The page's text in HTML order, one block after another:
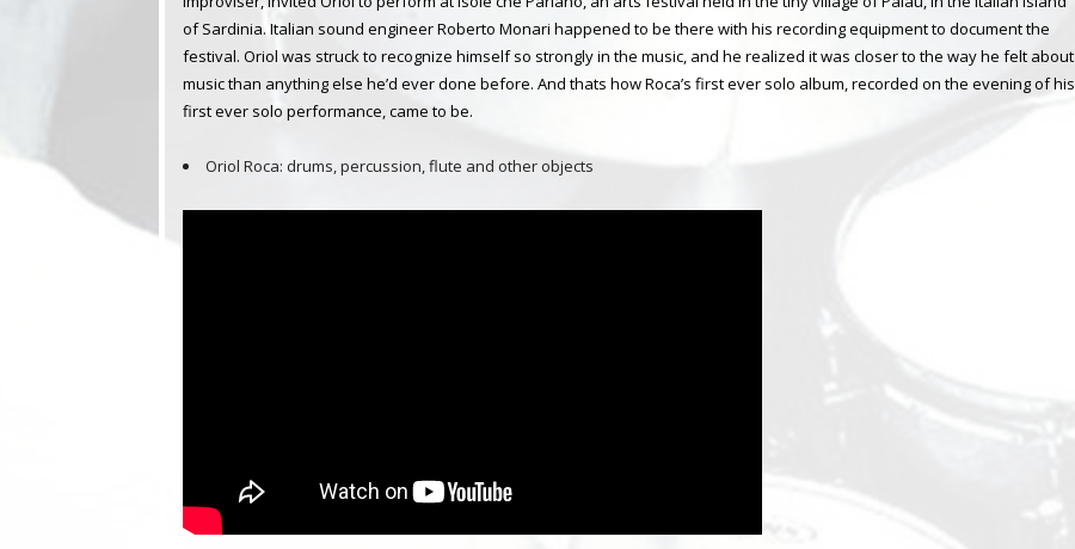
of Sardinia. Italian sound engineer Roberto Monari happened to be there with his recording equipment to document the
festival. Oriol was struck to recognize himself so strongly in the music, and he realized it was closer to the way he felt about
music than anything else he’d ever done before. And thats how Roca’s first ever solo album, recorded on the evening of his
first ever solo performance, came to be.
Oriol Roca: drums, percussion, flute and other objects